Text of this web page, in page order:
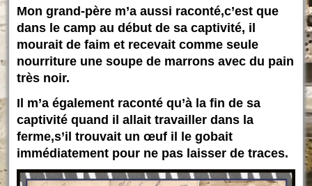
Mon grand-père m’a aussi raconté,c’est que
dans le camp au début de sa captivité, il
mourait de faim et recevait comme seule
nourriture une soupe de marrons avec du pain
très noir.
Il m’a également raconté qu’à la fin de sa
captivité quand il allait travailler dans la
ferme,s’il trouvait un œuf il le gobait
immédiatement pour ne pas laisser de traces.